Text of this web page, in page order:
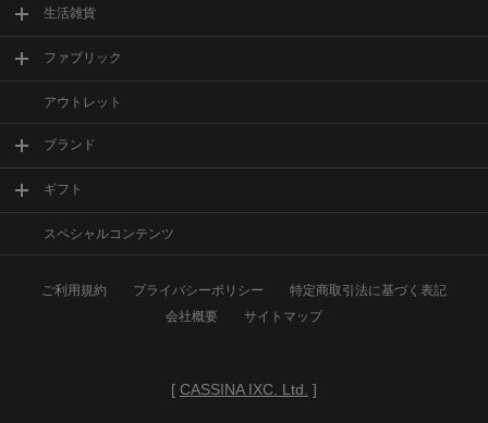
生活雑貨
ファブリック
アウトレット
ブランド
ギフト
スペシャルコンテンツ
ご利用規約 プライバシーポリシー
特定商取引法に基づく表記
会社概要
サイトマップ
[ CASSINA IXC. Ltd. ]